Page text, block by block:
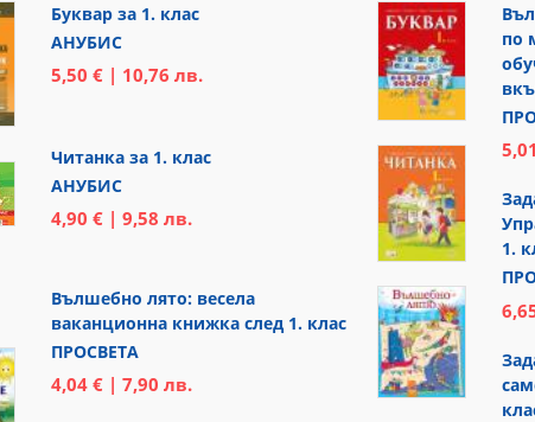
Буквар за 1. клас
АНУБИС
5,50 € | 10,76 лв.
Читанка за 1. клас
АНУБИС
4,90 € | 9,58 лв.
Вълшебно лято: весела
ваканционна книжка след 1. клас
ПРОСВЕТА
4,04 € | 7,90 лв.
по
1.